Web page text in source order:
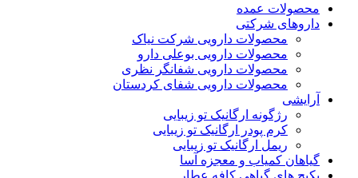
محصولات عمده
داروهای شرکتی
محصولات دارویی شرکت نیاک
محصولات دارویی بوعلی دارو
محصولات دارویی شفانگر نظری
محصولات دارویی شفای کردستان
آرایشی
رژگونه ارگانیک تو زیبایی
کرم پودر ارگانیک تو زیبایی
ریمل ارگانیک تو زیبایی
گیاهان کمیاب و معجزه آسا
پکیج های گیاهی کافه عطار